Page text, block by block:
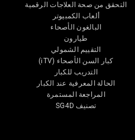
التحقق من صحة العلاجات الرقمية
ألعاب الكمبيوتر
البالغون الأصحاء
طيارون
التقييم الشمولي
كبار السن الأصحاء (iTV)
التدريب للكبار
الحالة المعرفية عند الكبار
المراجعة المستمرة
تصنيف SG4D